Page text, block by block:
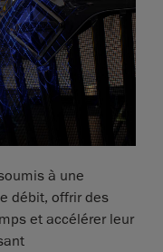
à une
débit, offrir des
et accélérer leur